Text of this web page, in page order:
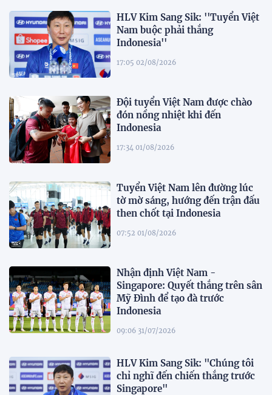
HLV Kim Sang Sik: ''Tuyển Việt
Nam buộc phải thắng
Indonesia''
17:05 02/08/2026
Đội tuyển Việt Nam được chào
đón nồng nhiệt khi đến
Indonesia
17:34 01/08/2026
Tuyển Việt Nam lên đường lúc
tờ mờ sáng, hướng đến trận đấu
then chốt tại Indonesia
07:52 01/08/2026
Nhận định Việt Nam -
Singapore: Quyết thắng trên sân
Mỹ Đình để tạo đà trước
Indonesia
09:06 31/07/2026
HLV Kim Sang Sik: "Chúng tôi
chỉ nghĩ đến chiến thắng trước
Singapore"